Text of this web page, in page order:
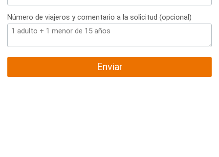
Número de viajeros y comentario a la solicitud (opcional)
Enviar